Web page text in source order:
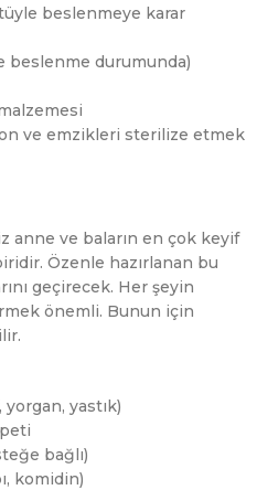
beslenmeye karar
beslenme durumunda)
ve emzikleri sterilize etmek
anne ve baların en çok keyif
Özenle hazırlanan bu
geçirecek. Her şeyin
önemli. Bunun için
yorgan, yastık)
bağlı)
komidin)